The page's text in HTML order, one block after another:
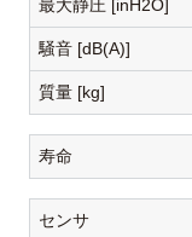
最大静圧 [inH2O]
騒音 [dB(A)]
質量 [kg]
寿命
センサ